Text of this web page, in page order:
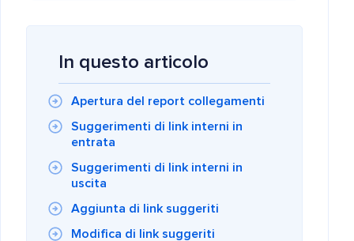
In questo articolo
Apertura del report collegamenti
Suggerimenti di link interni in
entrata
Suggerimenti di link interni in
uscita
Aggiunta di link suggeriti
Modifica di link suggeriti